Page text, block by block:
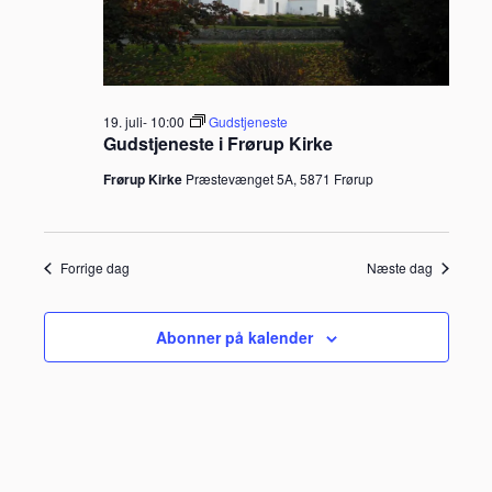
Gudstjeneste i Frørup Kirke
19. juli- 10:00 Gudstjeneste
Frørup Kirke Præstevænget 5A, 5871 Frørup
Forrige dag Næste dag
Abonner på kalender